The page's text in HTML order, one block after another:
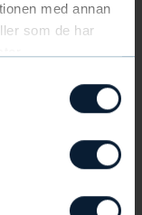
med annan
som de har
12:00
suljettu